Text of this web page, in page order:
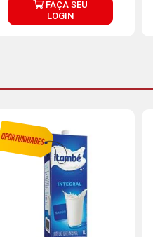
FAÇA SEU
LOGIN